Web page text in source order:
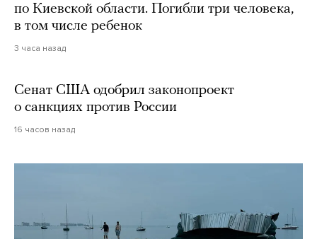
по Киевской области. Погибли три человека,
в том числе ребенок
3 часа назад
Сенат США одобрил законопроект
о санкциях против России
16 часов назад